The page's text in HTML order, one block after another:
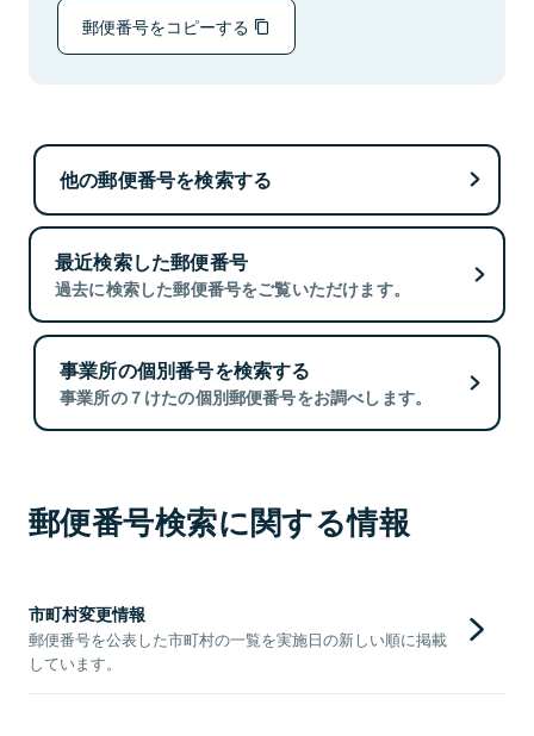
郵便番号をコピーする
他の郵便番号を検索する
最近検索した郵便番号
過去に検索した郵便番号をご覧いただけます。
事業所の個別番号を検索する
事業所の７けたの個別郵便番号をお調べします。
郵便番号検索に関する情報
市町村変更情報
郵便番号を公表した市町村の一覧を実施日の新しい順に掲載
しています。